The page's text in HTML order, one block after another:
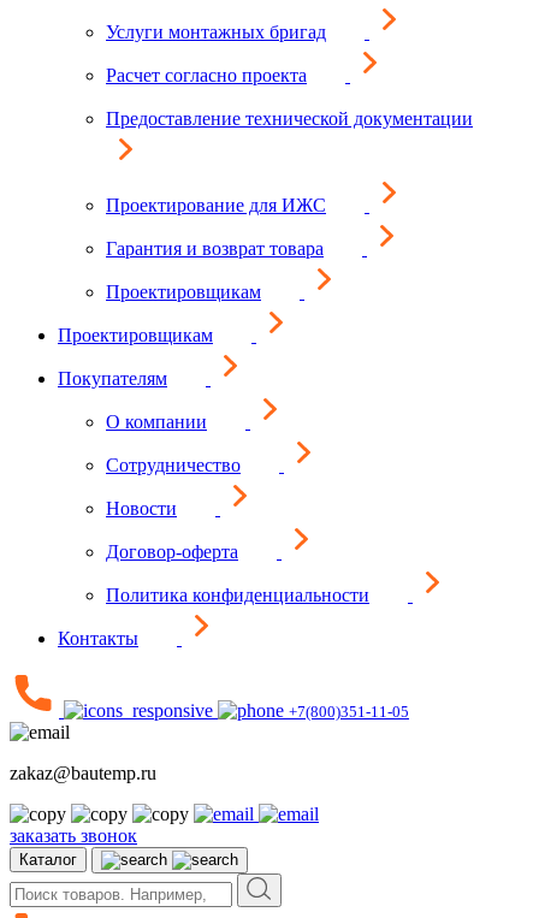
Услуги монтажных бригад
Расчет согласно проекта
Предоставление технической документации
Проектирование для ИЖС
Гарантия и возврат товара
Проектировщикам
Проектировщикам
Покупателям
О компании
Сотрудничество
Новости
Договор-оферта
Политика конфиденциальности
Контакты
+7(800)351-11-05
zakaz@bautemp.ru
заказать звонок
Каталог